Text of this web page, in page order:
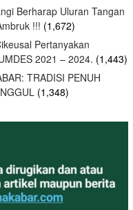
Berharap Uluran Tangan
!!! (1,672)
Pertanyakan
2021 – 2024. (1,443)
TRADISI PENUH
(1,348)